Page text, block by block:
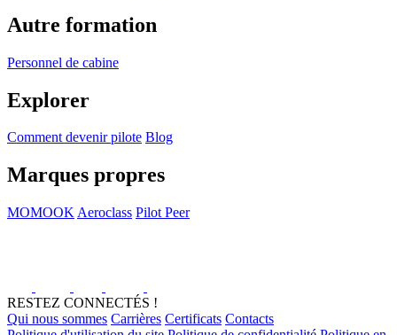
Autre formation
Personnel de cabine
Explorer
Comment devenir pilote Blog
Marques propres
MOMOOK Aeroclass Pilot Peer
RESTEZ CONNECTÉS !
Qui nous sommes Carrières Certificats Contacts